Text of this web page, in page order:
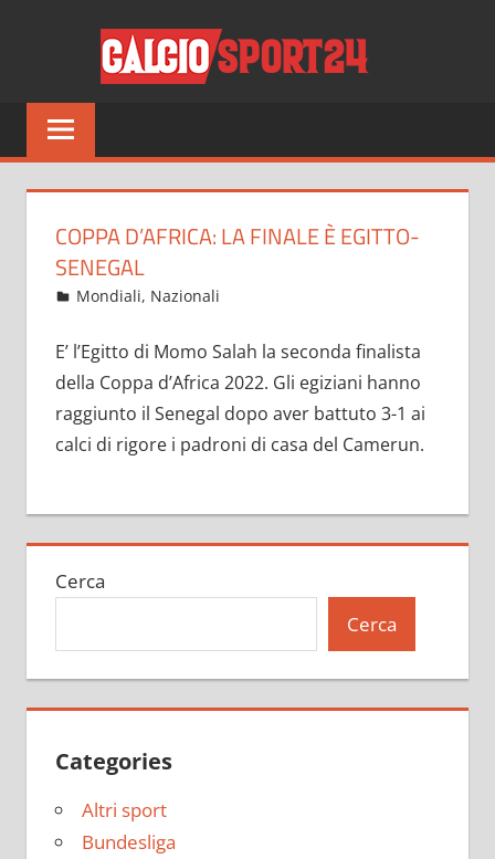
Tutto
sul
del
solo
COPPA D’AFRICA: LA FINALE È EGITTO-
SENEGAL
Febbraio 4, 2022
admin
Mondiali, Nazionali
E’ l’Egitto di Momo Salah la seconda finalista
della Coppa d’Africa 2022. Gli egiziani hanno
raggiunto il Senegal dopo aver battuto 3-1 ai
calci di rigore i padroni di casa del Camerun.
Cerca
Cerca
Categories
Altri sport
Bundesliga